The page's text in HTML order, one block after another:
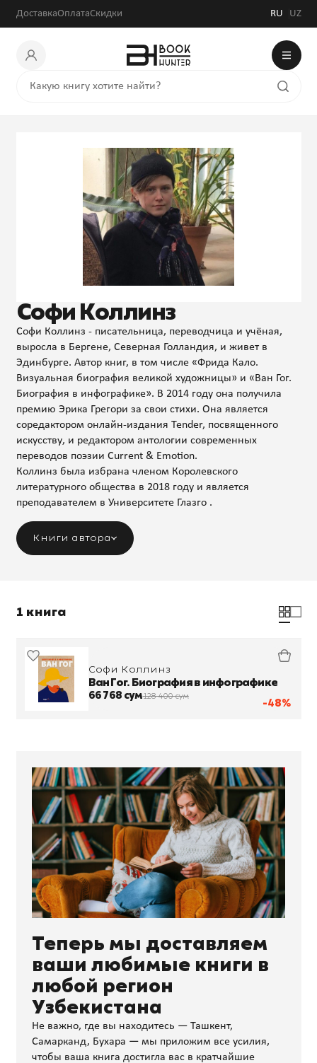
ДоставкаОплатаСкидки RU UZ
Софи Коллинз
Софи Коллинз - писательница, переводчица и учёная,
выросла в Бергене, Северная Голландия, и живет в
Эдинбурге. Автор книг, в том числе «Фрида Кало.
Визуальная биография великой художницы» и «Ван Гог.
Биография в инфографике». В 2014 году она получила
премию Эрика Грегори за свои стихи. Она является
соредактором онлайн-издания Tender, посвященного
искусству, и редактором антологии современных
переводов поэзии Current & Emotion.
Коллинз была избрана членом Королевского
литературного общества в 2018 году и является
преподавателем в Университете Глазго .
Книги автора
1 книга
-48%
Софи Коллинз
Ван Гог. Биография в инфографике
66 768 сум128 400 сум
Теперь мы доставляем
ваши любимые книги в
любой регион
Узбекистана
Не важно, где вы находитесь — Ташкент,
Самарканд, Бухара — мы приложим все усилия,
чтобы ваша книга достигла вас в кратчайшие